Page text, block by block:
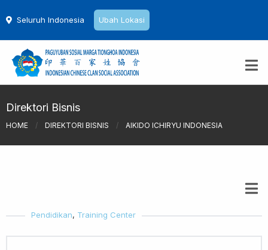
Seluruh Indonesia Ubah Lokasi
Direktori Bisnis
HOME / DIREKTORI BISNIS / AIKIDO ICHIRYU INDONESIA
Pendidikan, Training Center